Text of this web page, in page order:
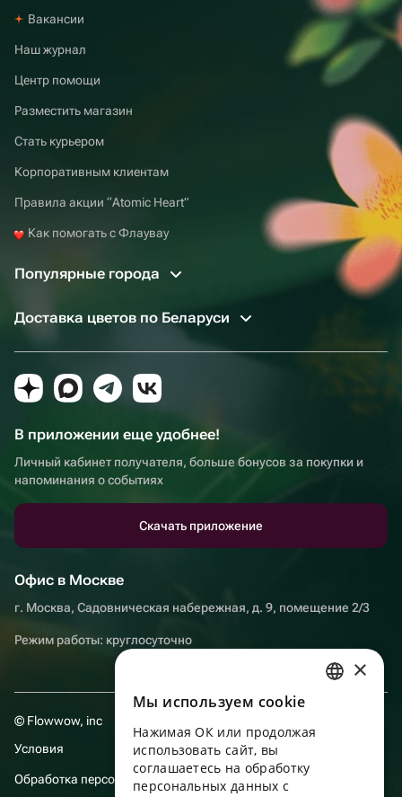
Вакансии
Наш журнал
Центр помощи
Разместить магазин
Стать курьером
Корпоративным клиентам
Правила акции “Atomic Heart”
Как помогать с Флаувау
Популярные города
Доставка цветов по Беларуси
В приложении еще удобнее!
Личный кабинет получателя, больше бонусов за покупки и
напоминания о событиях
Скачать приложение
Офис в Москве
г. Москва, Садовническая набережная, д. 9, помещение 2/3
Режим работы: круглосуточно
© Flowwow, inc
Условия
Обработка персональных данных
ENGLISH
UKRAINIAN
×
Мы используем сookie
Нажимая ОК или продолжая
использовать сайт, вы
соглашаетесь на обработку
персональных данных с